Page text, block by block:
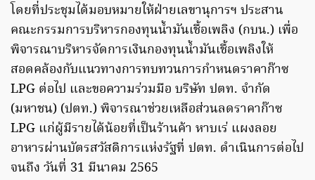
โดยที่ประชุมได้มอบหมายให้ฝ่ายเลขานุการฯ ประสาน
คณะกรรมการบริหารกองทุนน้ำมันเชื้อเพลิง (กบน.) เพื่อ
พิจารณาบริหารจัดการเงินกองทุนน้ำมันเชื้อเพลิงให้
สอดคล้องกับแนวทางการทบทวนการกำหนดราคาก๊าซ
LPG ต่อไป และขอความร่วมมือ บริษัท ปตท. จำกัด
(มหาชน) (ปตท.) พิจารณาช่วยเหลือส่วนลดราคาก๊าซ
LPG แก่ผู้มีรายได้น้อยที่เป็นร้านค้า หาบเร่ แผงลอย
อาหารผ่านบัตรสวัสดิการแห่งรัฐที่ ปตท. ดำเนินการต่อไป
จนถึง วันที่ 31 มีนาคม 2565